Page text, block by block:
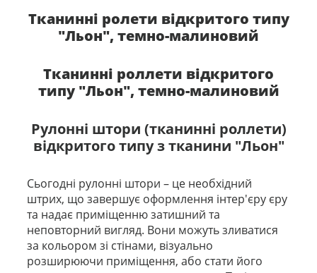
Тканинні ролети відкритого типу
"Льон", темно-малиновий
Тканинні роллети відкритого
типу "Льон", темно-малиновий
Рулонні штори (тканинні роллети)
відкритого типу з тканини "Льон"
Сьогодні рулонні штори – це необхідний
штрих, що завершує оформлення інтер'єру єру
та надає приміщенню затишний та
неповторний вигляд. Вони можуть зливатися
за кольором зі стінами, візуально
розширюючи приміщення, або стати його